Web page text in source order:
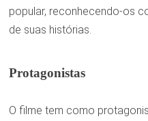
popular, reconhecendo-os
de suas histórias.
Protagonistas
O filme tem como